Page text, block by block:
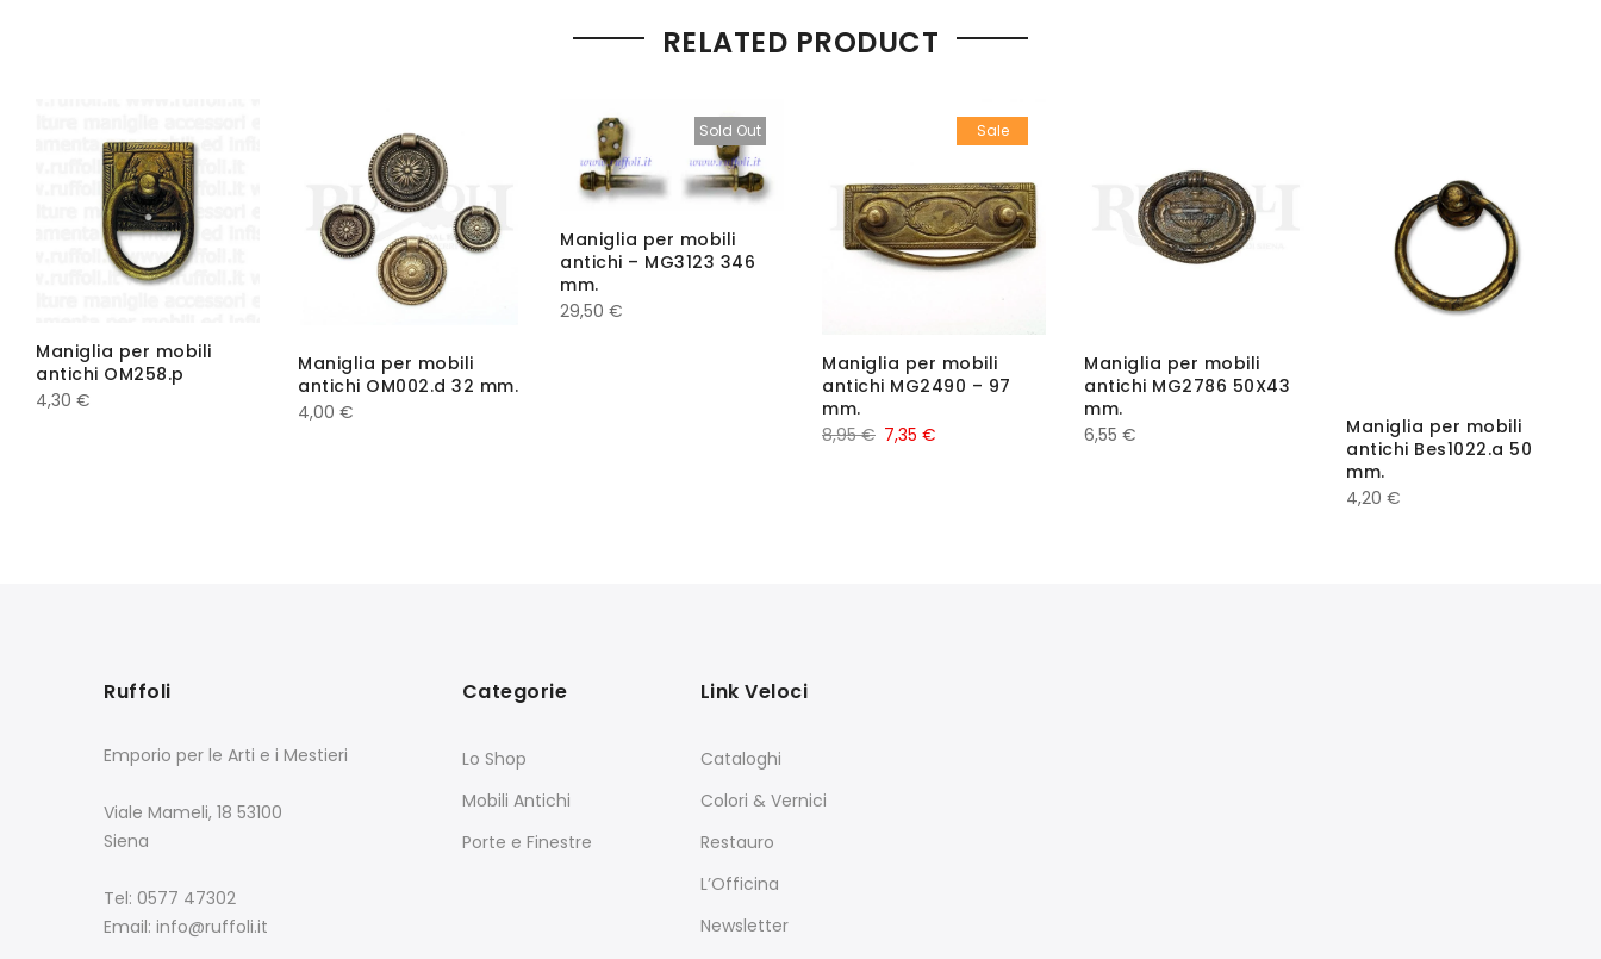
RELATED PRODUCT
Maniglia per mobili
antichi OM258.p
4,30 €
Maniglia per mobili
antichi OM002.d 32 mm.
4,00 €
Sold Out
Maniglia per mobili
antichi – MG3123 346
mm.
29,50 €
Sale
Maniglia per mobili
antichi MG2490 – 97
mm.
8,95€ 7,35 €
Maniglia per mobili
antichi MG2786 50X43
mm.
6,55 €
Maniglia per mobili
antichi Bes1022.a 50
mm.
4,20 €
Ruffoli
Emporio per le Arti e i Mestieri
Viale Mameli, 18 53100
Siena
Tel: 0577 47302
Email: info@ruffoli.it
Categorie
Lo Shop
Mobili Antichi
Porte e Finestre
Link Veloci
Cataloghi
Colori & Vernici
Restauro
L’Officina
Newsletter